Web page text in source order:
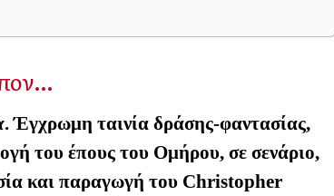
. Έγχρωμη ταινία δράσης-φαντασίας,
του έπους του Ομήρου, σε σενάριο,
και παραγωγή του Christopher